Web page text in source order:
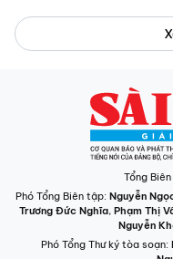
Tổng
Phó Tổng Biên tập: Nguyễn
Trương Đức Nghĩa, Phạm Thị
Nguyễn
Phó Tổng Thư ký tòa soạn: